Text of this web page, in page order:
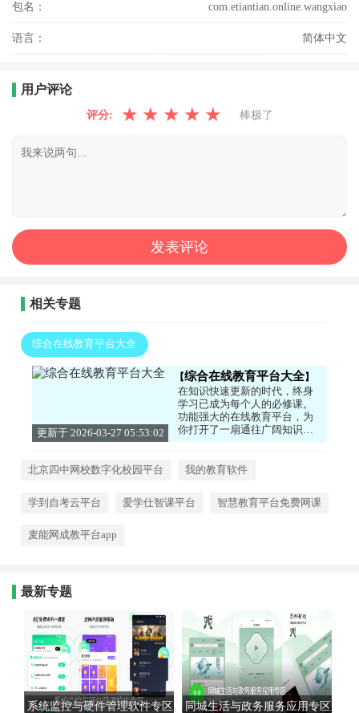
包名： com.etiantian.online.wangxiao
语言： 简体中文
用户评论
评分: ★ ★ ★ ★ ★ 棒极了
相关专题
综合在线教育平台大全
更新于 2026-03-27 05:53:02
综合在线教育平台大全
在知识快速更新的时代，终身
学习已成为每个人的必修课。
功能强大的在线教育平台，为
你打开了一扇通往广阔知识世
界的大门。这里汇聚了从学前
到专业深造的丰富课程。网络
地，利用碎片化时间向顶尖老
师和行业专家学习。高清视
高效学习之旅吧。
北京四中网校数字化校园平台 我的教育软件
学到自考云平台 爱学仕智课平台 智慧教育平台免费网课
麦能网成教平台app
最新专题
系统监控与硬件管理软件专区 同城生活与政务服务应用专区